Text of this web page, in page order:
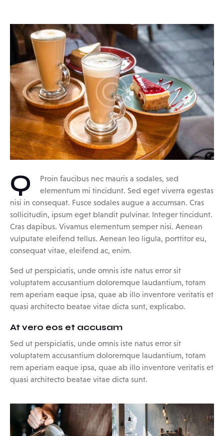
Q
Proin faucibus nec mauris a sodales, sed
elementum mi tincidunt. Sed eget viverra egestas
nisi in consequat. Fusce sodales augue a accumsan. Cras
sollicitudin, ipsum eget blandit pulvinar. Integer tincidunt.
Cras dapibus. Vivamus elementum semper nisi. Aenean
vulputate eleifend tellus. Aenean leo ligula, porttitor eu,
consequat vitae, eleifend ac, enim.
Sed ut perspiciatis, unde omnis iste natus error sit
voluptatem accusantium doloremque laudantium, totam
rem aperiam eaque ipsa, quae ab illo inventore veritatis et
quasi architecto beatae vitae dicta sunt, explicabo.
At vero eos et accusam
Sed ut perspiciatis, unde omnis iste natus error sit
voluptatem accusantium doloremque laudantium, totam
rem aperiam eaque ipsa, quae ab illo inventore veritatis et
quasi architecto beatae vitae dicta sunt.